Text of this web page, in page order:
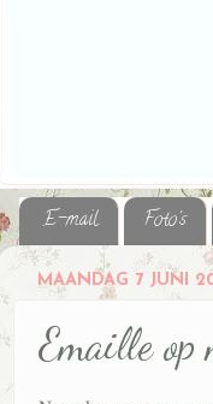
E-mail Foto's
MAANDAG 7 JUNI
Emaille op